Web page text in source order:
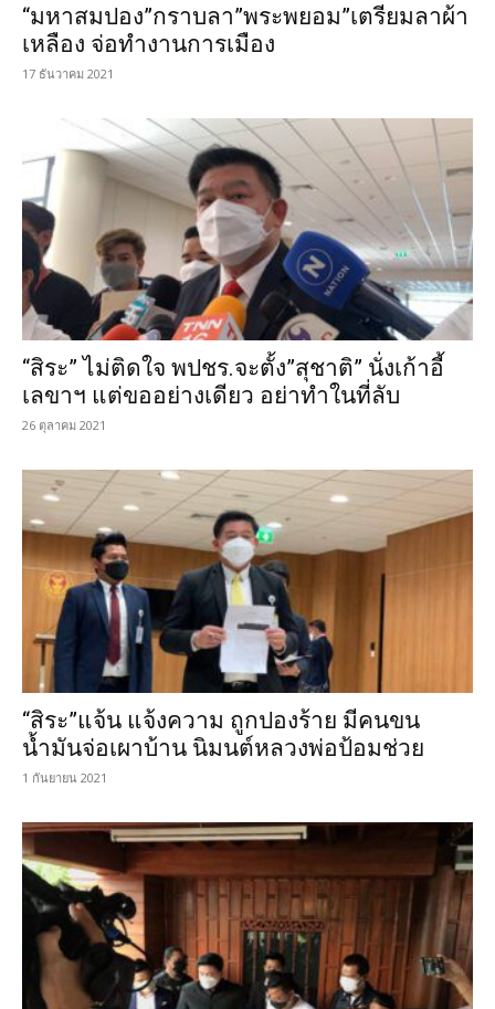
“มหาสมปอง”กราบลา”พระพยอม”เตรียมลาผ้า
เหลือง จ่อทำงานการเมือง
17 ธันวาคม 2021
“สิระ” ไม่ติดใจ พปชร.จะตั้ง”สุชาติ” นั่งเก้าอี้
เลขาฯ แต่ขออย่างเดียว อย่าทำในที่ลับ
26 ตุลาคม 2021
“สิระ”แจ้น แจ้งความ ถูกปองร้าย มีคนขน
น้ำมันจ่อเผาบ้าน นิมนต์หลวงพ่อป้อมช่วย
1 กันยายน 2021